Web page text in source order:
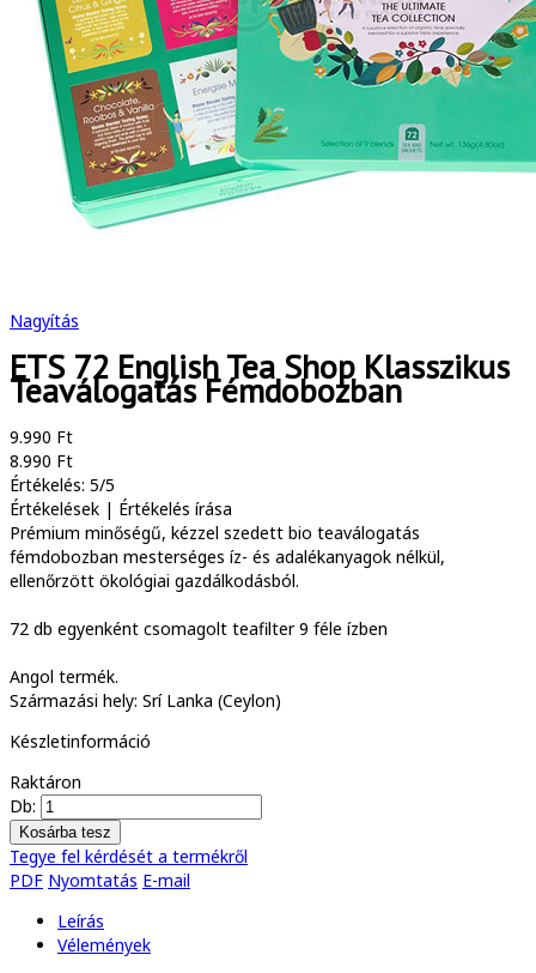
Nagyítás
ETS 72 English Tea Shop Klasszikus
Teaválogatás Fémdobozban
9.990 Ft
8.990 Ft
Értékelés: 5/5
Értékelések | Értékelés írása
Prémium minőségű, kézzel szedett bio teaválogatás
fémdobozban mesterséges íz- és adalékanyagok nélkül,
ellenőrzött ökológiai gazdálkodásból.
72 db egyenként csomagolt teafilter 9 féle ízben
Angol termék.
Származási hely: Srí Lanka (Ceylon)
Készletinformáció
Raktáron
Db:
Tegye fel kérdését a termékről
PDF Nyomtatás E-mail
Leírás
Vélemények